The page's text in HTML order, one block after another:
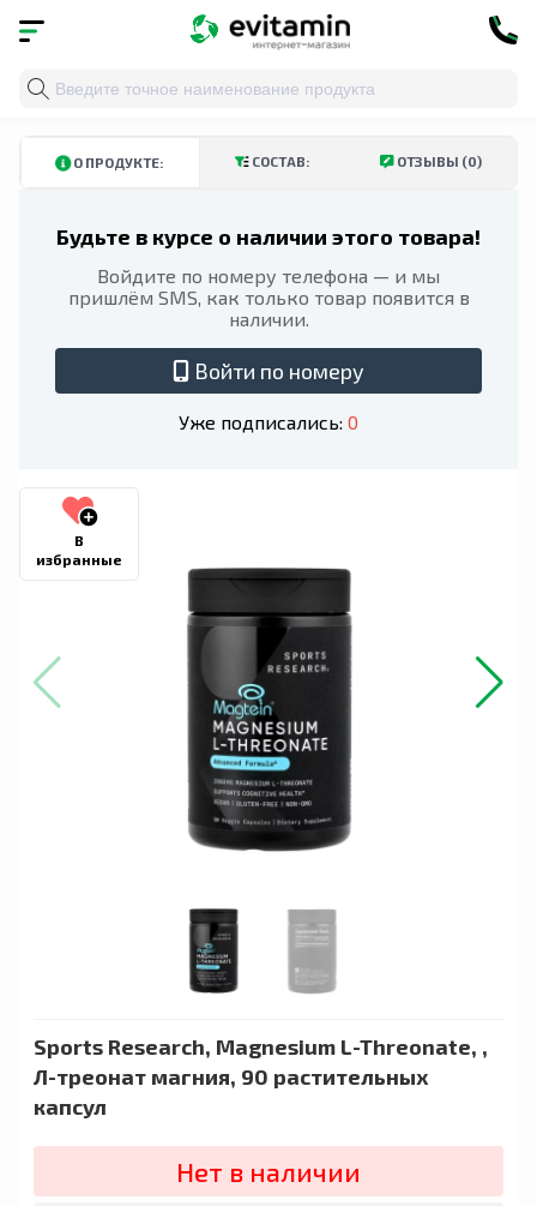
Главная Витамины и минералы
О ПРОДУКТЕ: СОСТАВ: ОТЗЫВЫ (0)
Будьте в курсе о наличии этого товара!
Войдите по номеру телефона — и мы
пришлём SMS, как только товар появится в
наличии.
Войти по номеру
Уже подписались: 0
В
избранные
Sports Research, Magnesium L-Threonate, ,
Л-треонат магния, 90 растительных
капсул
Нет в наличии